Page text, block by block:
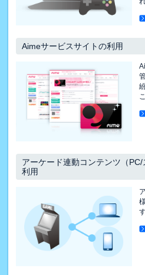
Aimeサービスサイトの利用
アーケード連動コンテンツ（
利用